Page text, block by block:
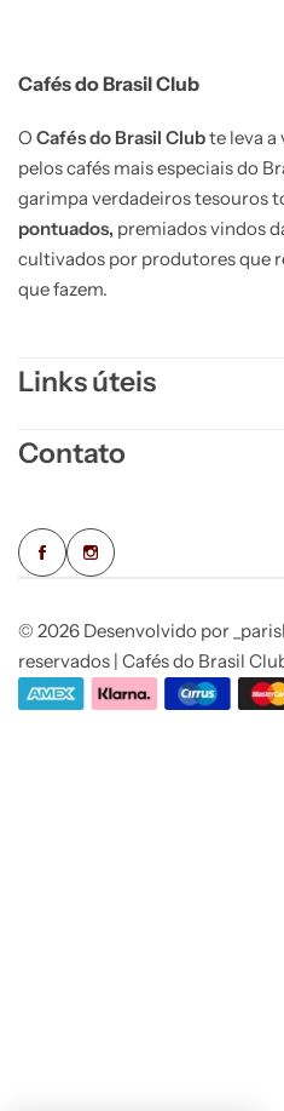
Cafés do Brasil Club
O Cafés do Brasil Clubte leva a
pelos cafés mais especiais do
garimpa verdadeiros tesouros
pontuados, premiados vindos
cultivados por produtores que
que fazem.
Links úteis
Contato
© 2026 Desenvolvido por
reservados | Cafés do Brasil